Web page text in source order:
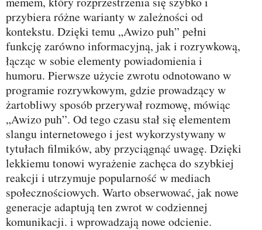
przybiera różne warianty w zależności od
kontekstu. Dzięki temu „Awizo puh” pełni
funkcję zarówno informacyjną, jak i rozrywkową,
łącząc w sobie elementy powiadomienia i
humoru. Pierwsze użycie zwrotu odnotowano w
programie rozrywkowym, gdzie prowadzący w
żartobliwy sposób przerywał rozmowę, mówiąc
„Awizo puh”. Od tego czasu stał się elementem
slangu internetowego i jest wykorzystywany w
tytułach filmików, aby przyciągnąć uwagę. Dzięki
lekkiemu tonowi wyrażenie zachęca do szybkiej
reakcji i utrzymuje popularność w mediach
społecznościowych. Warto obserwować, jak nowe
generacje adaptują ten zwrot w codziennej
komunikacji. i wprowadzają nowe odcienie.